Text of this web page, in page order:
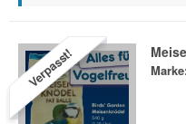
Verpasst!